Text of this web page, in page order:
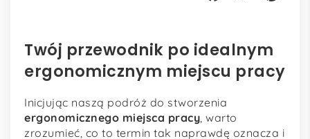
Twój przewodnik po idealnym
ergonomicznym miejscu pracy
Inicjując naszą podróż do stworzenia
ergonomicznego miejsca pracy, warto
zrozumieć, co to termin tak naprawdę oznacza i